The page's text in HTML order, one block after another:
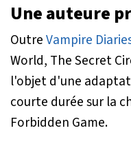
Une auteure
OutreVampire
World, The Secret
l'objet d'une
courte durée sur la
Forbidden Game.